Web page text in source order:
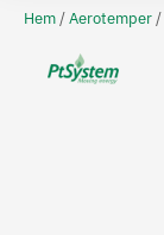
Hem/Aerotemper/